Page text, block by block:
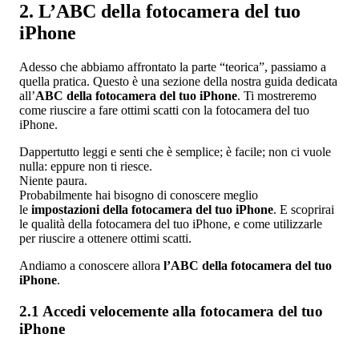
2. L’ABC della fotocamera del tuo
iPhone
Adesso che abbiamo affrontato la parte “teorica”, passiamo a
quella pratica. Questo è una sezione della nostra guida dedicata
all’ABC della fotocamera del tuo iPhone. Ti mostreremo
come riuscire a fare ottimi scatti con la fotocamera del tuo
iPhone.
Dappertutto leggi e senti che è semplice; è facile; non ci vuole
nulla: eppure non ti riesce.
Niente paura.
Probabilmente hai bisogno di conoscere meglio
le impostazioni della fotocamera del tuo iPhone. E scoprirai
le qualità della fotocamera del tuo iPhone, e come utilizzarle
per riuscire a ottenere ottimi scatti.
Andiamo a conoscere allora l’ABC della fotocamera del tuo
iPhone.
2.1 Accedi velocemente alla fotocamera del tuo
iPhone